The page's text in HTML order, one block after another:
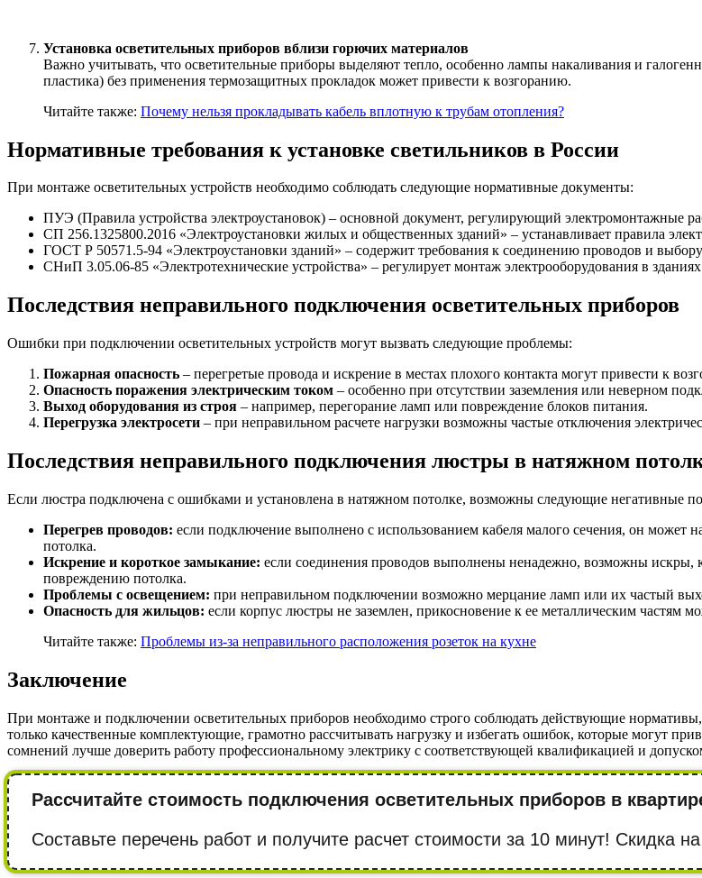
Установка осветительных приборов вблизи горючих материалов
Важно учитывать, что осветительные приборы выделяют тепло, особенно лампы накаливания и
пластика) без применения термозащитных прокладок может привести к возгоранию.
Читайте также: Почему нельзя прокладывать кабель вплотную к трубам отопления?
Нормативные требования к установке светильников в России
При монтаже осветительных устройств необходимо соблюдать следующие нормативные документы:
ПУЭ (Правила устройства электроустановок) – основной документ, регулирующий электромонтажные
СП 256.1325800.2016 «Электроустановки жилых и общественных зданий» – устанавливает правила
ГОСТ Р 50571.5-94 «Электроустановки зданий» – содержит требования к соединению проводов и
СНиП 3.05.06-85 «Электротехнические устройства» – регулирует монтаж электрооборудования в
Последствия неправильного подключения осветительных приборов
Ошибки при подключении осветительных устройств могут вызвать следующие проблемы:
Пожарная опасность – перегретые провода и искрение в местах плохого контакта могут привести к
Опасность поражения электрическим током – особенно при отсутствии заземления или неверном
Выход оборудования из строя – например, перегорание ламп или повреждение блоков питания.
Перегрузка электросети – при неправильном расчете нагрузки возможны частые отключения
Последствия неправильного подключения люстры в натяжном
Если люстра подключена с ошибками и установлена в натяжном потолке, возможны следующие негативные
Перегрев проводов: если подключение выполнено с использованием кабеля малого сечения, он может
потолка.
Искрение и короткое замыкание: если соединения проводов выполнены ненадежно, возможны искры,
повреждению потолка.
Проблемы с освещением: при неправильном подключении возможно мерцание ламп или их частый
Опасность для жильцов: если корпус люстры не заземлен, прикосновение к ее металлическим частям
Читайте также: Проблемы из-за неправильного расположения розеток на кухне
Заключение
При монтаже и подключении осветительных приборов необходимо строго соблюдать действующие
только качественные комплектующие, грамотно рассчитывать нагрузку и избегать ошибок, которые могут
сомнений лучше доверить работу профессиональному электрику с соответствующей квалификацией и
Рассчитайте стоимость подключения осветительных приборов в
Составьте перечень работ и получите расчет стоимости за 10 минут! Cкидка